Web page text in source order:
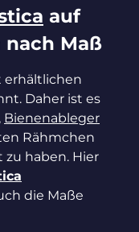
auf
nach Maß
erhältlichen
Daher ist es
Bienenableger
Rähmchen
zu haben. Hier
die Maße